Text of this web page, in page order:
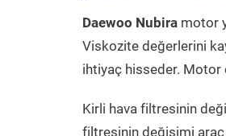
Daewoo Nubira motor
Viskozite değerlerini
ihtiyaç hisseder. Motor
Kirli hava filtresinin
filtresinin değişimi araç